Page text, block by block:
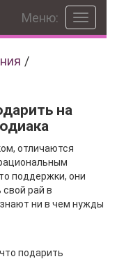
Toggle
Меню:
/
на
отличаются
поддержки, они
свой рай в
ни в чем нужды
подарить